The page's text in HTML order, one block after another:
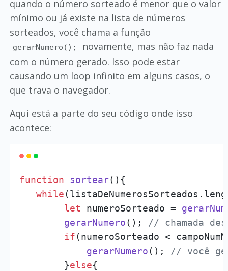
quando o número sorteado é menor que o valor
mínimo ou já existe na lista de números
sorteados, você chama a função
gerarNumero();
novamente, mas não faz nada
com o número gerado. Isso pode estar
causando um loop infinito em alguns casos, o
que trava o navegador.
Aqui está a parte do seu código onde isso
acontece:
function sortear( ){
while(listaDeNumerosSorteados.
let numeroSorteado =
gerarNumero(); // chamada
if(numeroSorteado <
gerarNumero(); // você
        }
else{